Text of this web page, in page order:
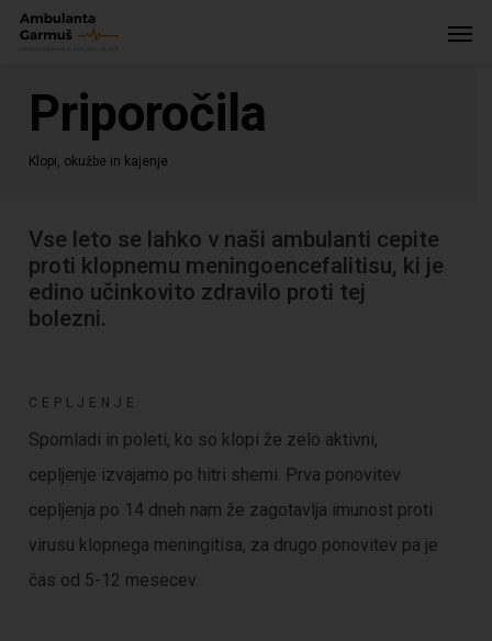
Skip
contentPriporočila
Klopi, okužbe in kajenje
Vse leto se lahko v naši ambulanti cepite
proti klopnemu meningoencefalitisu, ki je
edino učinkovito zdravilo proti tej
bolezni.
CEPLJENJE
Spomladi in poleti, ko so klopi že zelo aktivni,
cepljenje izvajamo po hitri shemi. Prva ponovitev
cepljenja po 14 dneh nam že zagotavlja imunost proti
virusu klopnega meningitisa, za drugo ponovitev pa je
čas od 5-12 mesecev.